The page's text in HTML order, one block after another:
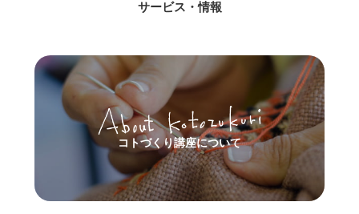
サービス・情報
コトづくり講座について